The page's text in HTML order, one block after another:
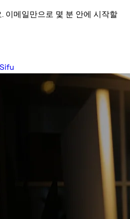
이메일만으로 몇 분 안에 시작할